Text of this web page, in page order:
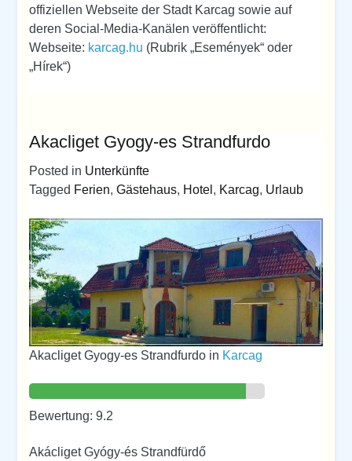
offiziellen Webseite der Stadt Karcag sowie auf
deren Social-Media-Kanälen veröffentlicht:
Webseite: karcag.hu (Rubrik „Események“ oder
„Hírek“)
Akacliget Gyogy-es Strandfurdo
Posted in Unterkünfte
Tagged Ferien,Gästehaus, Hotel , Karcag, Urlaub
Akacliget Gyogy-es Strandfurdo in Karcag
Bewertung: 9.2
Akácliget Gyógy-és Strandfürdő